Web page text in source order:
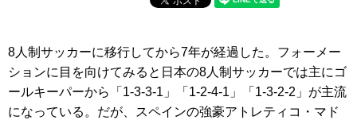
8人制サッカーに移行してから7年が経過した。フォーメー
ションに目を向けてみると日本の8人制サッカーでは主にゴ
ールキーパーから「1-3-3-1」「1-2-4-1」「1-3-2-2」が主流
になっている。だが、スペインの強豪アトレティコ・マド